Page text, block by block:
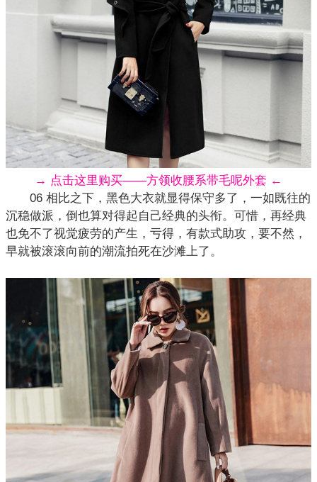
→ 点击这里购买——方领收腰系带毛呢外套 ←
06 相比之下，黑色大衣就显得保守多了，一如既往的
沉稳做派，倒也算对得起自己经典的头衔。可惜，再经典
也免不了视觉疲劳的产生，亏得，有款式助攻，要不然，
早就被滚滚向前的潮流拍死在沙滩上了。